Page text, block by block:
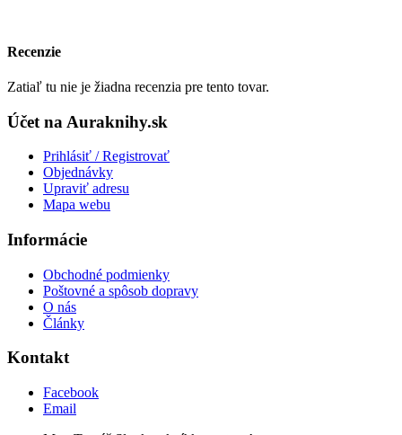
Recenzie
Zatiaľ tu nie je žiadna recenzia pre tento tovar.
Účet na Auraknihy.sk
Prihlásiť / Registrovať
Objednávky
Upraviť adresu
Mapa webu
Informácie
Obchodné podmienky
Poštovné a spôsob dopravy
O nás
Články
Kontakt
Facebook
Email